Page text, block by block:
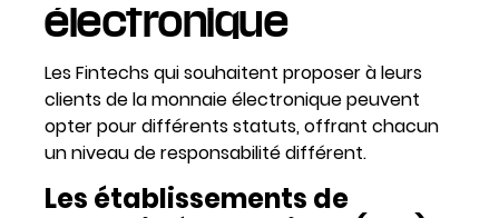
électronique
Les Fintechs qui souhaitent proposer à leurs
clients de la monnaie électronique peuvent
opter pour différents statuts, offrant chacun
un niveau de responsabilité différent.
Les établissements de